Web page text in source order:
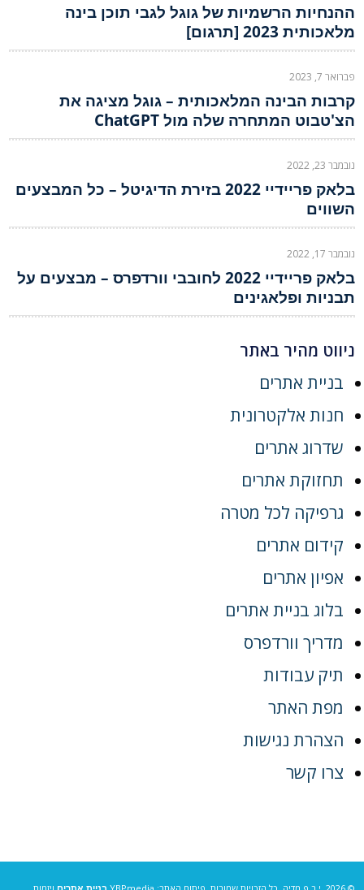
ההנחיות הרשמיות של גוגל לגבי תוכן בינה
מלאכותית 2023 [תרגום]
פברואר 7, 2023
קרבות הבינה המלאכותית – גוגל מציגה את
הצ'טבוט המתחרה שלה מול ChatGPT
נובמבר 23, 2022
בלאק פריידיי 2022 בזירת הדיגיטל – כל המבצעים
השווים
נובמבר 17, 2022
בלאק פריידיי 2022 לחובבי וורדפרס – מבצעים על
תבניות ופלאגינים
ניווט מהיר באתר
בניית אתרים
חנות אלקטרונית
שדרוג אתרים
תחזוקת אתרים
גרפיקה לכל מטרה
קידום אתרים
אפיון אתרים
בלוג בניית אתרים
מדריך וורדפרס
תיק עבודות
מפת האתר
הצהרת נגישות
צרו קשר